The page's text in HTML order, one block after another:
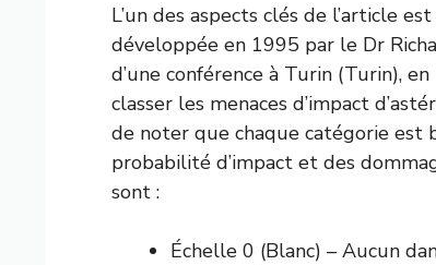
L’un des aspects clés de l’article
développée en 1995 par le Dr
d’une conférence à Turin (Turin),
classer les menaces d’impact
de noter que chaque catégorie est
probabilité d’impact et des
sont :
Échelle 0 (Blanc) – Aucun